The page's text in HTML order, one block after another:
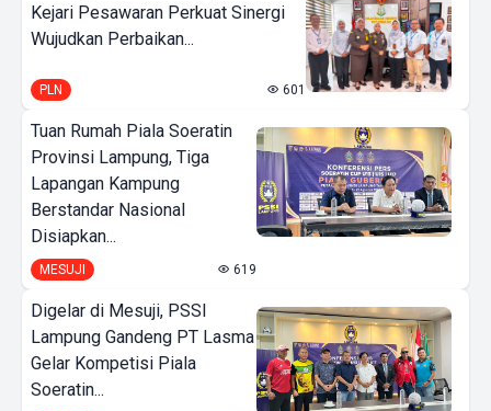
Kejari Pesawaran Perkuat Sinergi
Wujudkan Perbaikan...
PLN 601
Tuan Rumah Piala Soeratin
Provinsi Lampung, Tiga
Lapangan Kampung
Berstandar Nasional
Disiapkan...
MESUJI 619
Digelar di Mesuji, PSSI
Lampung Gandeng PT Lasma
Gelar Kompetisi Piala
Soeratin...